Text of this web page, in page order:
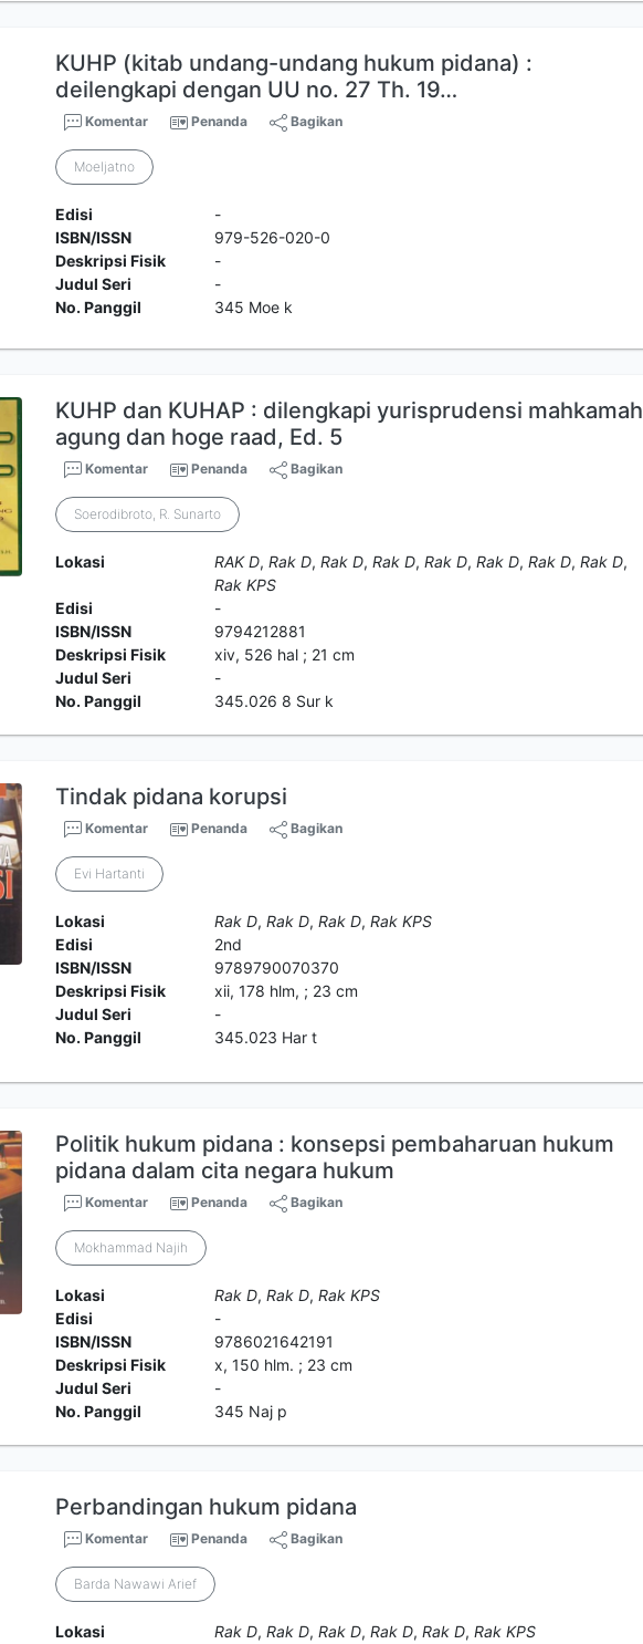
KUHP (kitab undang-undang hukum pidana) :
deilengkapi dengan UU no. 27 Th. 19…
Komentar Penanda Bagikan
Moeljatno
Edisi
-
ISBN/ISSN
979-526-020-0
Deskripsi Fisik
-
Judul Seri
-
No. Panggil
345 Moe k
KUHP dan KUHAP : dilengkapi yurisprudensi mahkamah
agung dan hoge raad, Ed. 5
Komentar Penanda Bagikan
Soerodibroto, R. Sunarto
Lokasi RAK D, Rak D, Rak D, Rak D, Rak D, Rak D, Rak D, Rak D,
Rak KPS
Edisi
-
ISBN/ISSN
9794212881
Deskripsi Fisik
xiv, 526 hal ; 21 cm
Judul Seri
-
No. Panggil
345.026 8 Sur k
Tindak pidana korupsi
Komentar Penanda Bagikan
Evi Hartanti
Lokasi Rak D, Rak D, Rak D, Rak KPS
Edisi
2nd
ISBN/ISSN
9789790070370
Deskripsi Fisik
xii, 178 hlm, ; 23 cm
Judul Seri
-
No. Panggil
345.023 Har t
Politik hukum pidana : konsepsi pembaharuan hukum
pidana dalam cita negara hukum
Komentar Penanda Bagikan
Mokhammad Najih
Lokasi Rak D, Rak D, Rak KPS
Edisi
-
ISBN/ISSN
9786021642191
Deskripsi Fisik
x, 150 hlm. ; 23 cm
Judul Seri
-
No. Panggil
345 Naj p
Perbandingan hukum pidana
Komentar Penanda Bagikan
Barda Nawawi Arief
Lokasi Rak D, Rak D, Rak D, Rak D, Rak D, Rak KPS